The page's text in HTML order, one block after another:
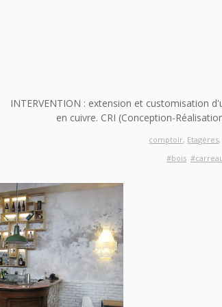
INTERVENTION : extension et customisation
en cuivre. CRI (Conception-
comptoir, Etagères,
#bois